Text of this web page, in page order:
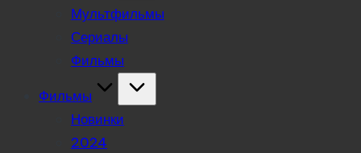
Мультфильмы
Сериалы
Фильмы
Фильмы
Новинки
2024